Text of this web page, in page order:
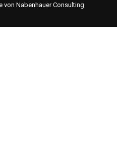
von Nabenhauer Consulting